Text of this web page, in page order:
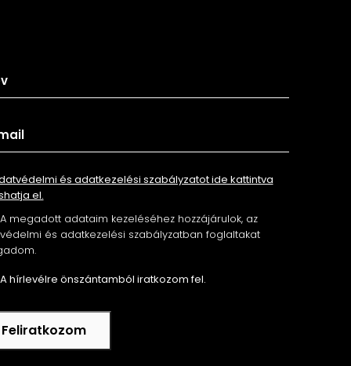
és adatkezelési szabályzatot ide kattintva
el.
A megadott adataim kezeléséhez hozzájárulok, az
és adatkezelési szabályzatban foglaltakat
A hírlevélre önszántamból iratkozom fel.
Feliratkozom